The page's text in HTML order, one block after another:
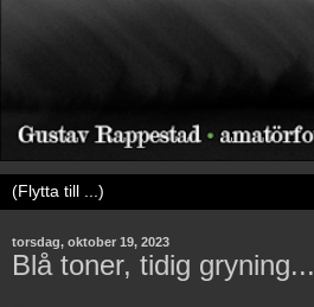
torsdag, oktober 19, 2023
Blå toner, tidig gryning...